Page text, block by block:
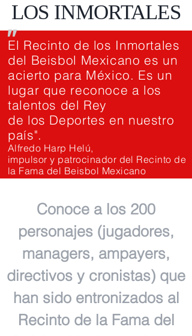
LOS INMORTALES
El Recinto de los Inmortales
del Beisbol Mexicano es un
acierto para México. Es un
lugar que reconoce a los
talentos del Rey
de los Deportes en nuestro
país".
Alfredo Harp Helú,
impulsor y patrocinador del Recinto de
la Fama del Beisbol Mexicano
"
Conoce a los 200
personajes (jugadores,
managers, ampayers,
directivos y cronistas) que
han sido entronizados al
Recinto de la Fama del